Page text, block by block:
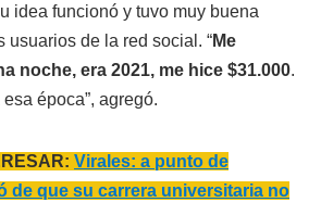
idea funcionó y tuvo muy buena
usuarios de la red social. “Me
noche, era 2021, me hice $31.000.
época”, agregó.
Virales: a punto de
de que su carrera universitaria no